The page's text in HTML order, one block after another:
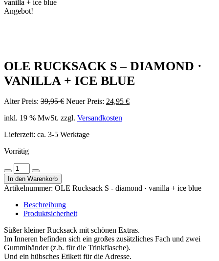
vanilla + ice blue
Angebot!
OLE RUCKSACK S – DIAMOND ·
VANILLA + ICE BLUE
Alter Preis: 39,95€ Ursprünglicher
war:
Neuer Preis: 24,95 €Aktueller
inkl. 19 % MwSt. zzgl. Versandkosten
Lieferzeit: ca. 3-5 Werktage
Vorrätig
Menge
verringern
OLE
Rucksack
S
-
diamond
vanilla
+
ice
blue
Menge
Menge
erhöhen
In den Warenkorb
Artikelnummer: OLE Rucksack S - diamond · vanilla + ice blue
Beschreibung
Produktsicherheit
Süßer kleiner Rucksack mit schönen Extras.
Im Inneren befinden sich ein großes zusätzliches Fach und zwei
Gummibänder (z.b. für die Trinkflasche).
Und ein hübsches Etikett für die Adresse.